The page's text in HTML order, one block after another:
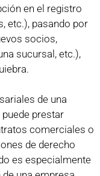
en el registro
etc.), pasando por
socios,
sucursal, etc.),
de una
prestar
comerciales o
de derecho
es especialmente